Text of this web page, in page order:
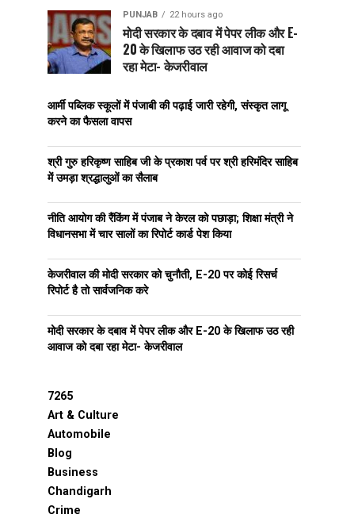
PUNJAB 22 hours ago
मोदी सरकार के दबाव में पेपर लीक और E-
20 के खिलाफ उठ रही आवाज को दबा
रहा मेटा- केजरीवाल
आर्मी पब्लिक स्कूलों में पंजाबी की पढ़ाई जारी रहेगी, संस्कृत लागू
करने का फैसला वापस
श्री गुरु हरिकृष्ण साहिब जी के प्रकाश पर्व पर श्री हरिमंदिर साहिब
में उमड़ा श्रद्धालुओं का सैलाब
नीति आयोग की रैंकिंग में पंजाब ने केरल को पछाड़ा; शिक्षा मंत्री ने
विधानसभा में चार सालों का रिपोर्ट कार्ड पेश किया
केजरीवाल की मोदी सरकार को चुनौती, E-20 पर कोई रिसर्च
रिपोर्ट है तो सार्वजनिक करे
मोदी सरकार के दबाव में पेपर लीक और E-20 के खिलाफ उठ रही
आवाज को दबा रहा मेटा- केजरीवाल
7265
Art & Culture
Automobile
Blog
Business
Chandigarh
Crime